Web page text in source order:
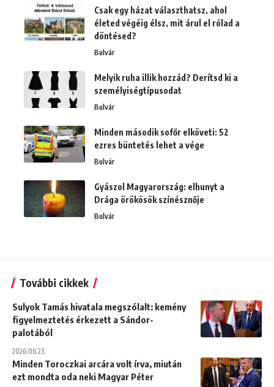
Csak egy házat választhatsz, ahol
életed végéig élsz, mit árul el rólad a
döntésed?
Bulvár
Melyik ruha illik hozzád? Derítsd ki a
személyiségtípusodat
Bulvár
Minden második sofőr elköveti: 52
ezres büntetés lehet a vége
Bulvár
Gyászol Magyarország: elhunyt a
Drága örökösök színésznője
Bulvár
További cikkek
Sulyok Tamás hivatala megszólalt: kemény
figyelmeztetés érkezett a Sándor-
palotából
2026.06.23.
Minden Toroczkai arcára volt írva, miután
ezt mondta oda neki Magyar Péter